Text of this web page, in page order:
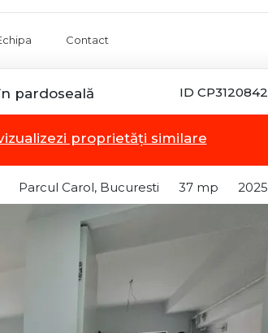
Contact
ID CP3120842
pardoseală
proprietăți similare
Parcul Carol, Bucuresti 37 mp 2025